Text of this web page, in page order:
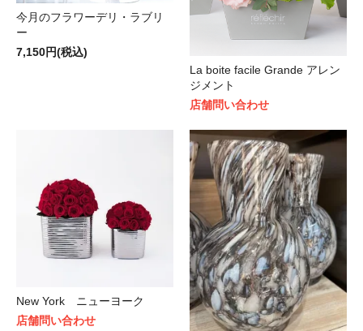
今月のフラワーデリ・ラブリ
ー
7,150円(税込)
La boite facile Grande アレン
ジメント
店舗問い合わせ
New York ニューヨーク
店舗問い合わせ